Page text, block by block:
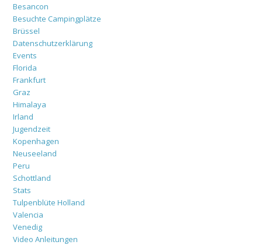
Besancon
Besuchte Campingplätze
Brüssel
Datenschutzerklärung
Events
Florida
Frankfurt
Graz
Himalaya
Irland
Jugendzeit
Kopenhagen
Neuseeland
Peru
Schottland
Stats
Tulpenblüte Holland
Valencia
Venedig
Video Anleitungen